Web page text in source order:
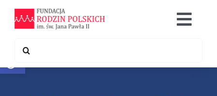
Otwórz pasek narzędzi
content
Co robimy
for: